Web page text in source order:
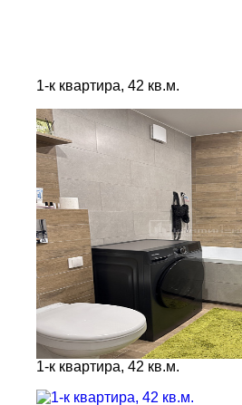
1-к квартира, 42 кв.м.
1-к квартира, 42 кв.м.